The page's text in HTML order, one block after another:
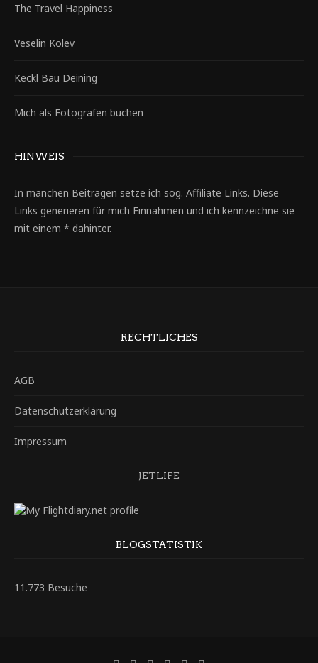
The Travel Happiness
Veselin Kolev
Keckl Bau Deining
Mich als Fotografen buchen
HINWEIS
In manchen Beiträgen setze ich sog. Affiliate Links. Diese
Links generieren für mich Einnahmen und ich kennzeichne sie
mit einem * dahinter.
RECHTLICHES
AGB
Datenschutzerklärung
Impressum
JETLIFE
BLOGSTATISTIK
11.773 Besuche